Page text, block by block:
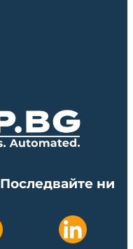
Последвайте ни